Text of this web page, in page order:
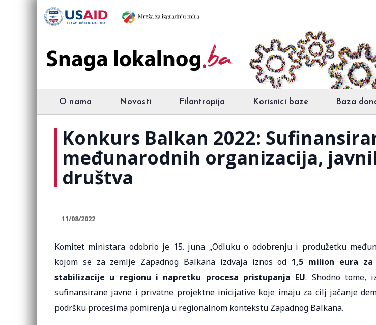
O nama Novosti Filantropija Korisnici baze Baza
Konkurs Balkan 2022:
međunarodnih organizacija,
društva
11/08/2022
Komitet ministara odobrio je 15. juna „Odluku o odobrenju i produžetku
kojom se za zemlje Zapadnog Balkana izdvaja iznos od 1,5 milion eura za
stabilizacije u regionu i napretku procesa pristupanja EU. Shodno tome,
sufinansirane javne i privatne projektne inicijative koje imaju za cilj jačanje
podršku procesima pomirenja u regionalnom kontekstu Zapadnog Balkana.